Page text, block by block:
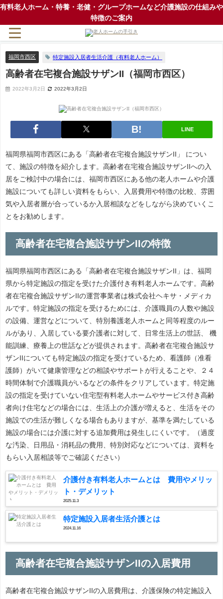
有料老人ホーム・特養・老健・グループホームなど介護施設の仕組みや
特徴のご案内
福岡市西区 特定施設入居者生活介護（有料老人ホーム）
高齢者在宅複合施設サザンII（福岡市西区）
2022年3月2日 2022年3月2日
LINE
福岡県福岡市西区にある「高齢者在宅複合施設サザンII」 につい
て、施設の特徴を紹介します。高齢者在宅複合施設サザンIIへの入
居をご検討中の場合には、福岡市西区にある他の老人ホームや介護
施設についても詳しい資料をもらい、入居費用や特徴の比較、雰囲
気や入居者層が合っているか入居相談などをしながら決めていくこ
とをお勧めします。
高齢者在宅複合施設サザンIIの特徴
福岡県福岡市西区にある「高齢者在宅複合施設サザンII」は、福岡
県から特定施設の指定を受けた介護付き有料老人ホームです。高齢
者在宅複合施設サザンIIの運営事業者は株式会社ヘキサ・メディカ
ルです。特定施設の指定を受けるためには、介護職員の人数や施設
の設備、運営などについて、特別養護老人ホームと同等程度のルー
ルがあり、入居している要介護者に対して、日常生活上の世話、 機
能訓練、療養上の世話などが提供されます。高齢者在宅複合施設サ
ザンIIについても特定施設の指定を受けているため、看護師（准看
護師）がいて健康管理などの相談やサポートが行えることや、２４
時間体制で介護職員がいるなどの条件をクリアしています。特定施
設の指定を受けていない住宅型有料老人ホームやサービス付き高齢
者向け住宅などの場合には、生活上の介護が増えると、生活をその
施設での生活が難しくなる場合もありますが、基準を満たしている
施設の場合には介護に対する追加費用は発生しにくいです。（過度
な汚染、日用品・消耗品の費用、特別対応などについては、資料を
もらい入居相談等でご確認ください）
介護付き有料老人ホームとは 費用やメリッ
ト・デメリット
2025.11.3
特定施設入居者生活介護とは
2024.11.16
高齢者在宅複合施設サザンIIの入居費用
高齢者在宅複合施設サザンIIの入居費用は、介護保険の特定施設入